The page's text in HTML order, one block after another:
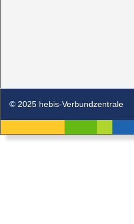
© 2025 hebis-Verbundzentrale